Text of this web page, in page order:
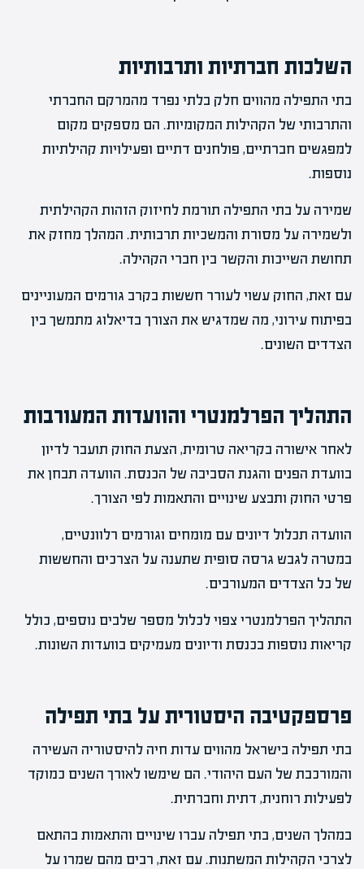
השלכות חברתיות ותרבותיות
בתי התפילה מהווים חלק בלתי נפרד מהמרקם החברתי
והתרבותי של הקהילות המקומיות. הם מספקים מקום
למפגשים חברתיים, פולחנים דתיים ופעילויות קהילתיות
נוספות.
שמירה על בתי התפילה תורמת לחיזוק הזהות הקהילתית
ולשמירה על מסורת והמשכיות תרבותית. המהלך מחזק את
תחושת השייכות והקשר בין חברי הקהילה.
עם זאת, החוק עשוי לעורר חששות בקרב גורמים המעוניינים
בפיתוח עירוני, מה שמדגיש את הצורך בדיאלוג מתמשך בין
הצדדים השונים.
התהליך הפרלמנטרי והוועדות המעורבות
לאחר אישורה בקריאה טרומית, הצעת החוק תועבר לדיון
בוועדת הפנים והגנת הסביבה של הכנסת. הוועדה תבחן את
פרטי החוק ותבצע שינויים והתאמות לפי הצורך.
הוועדה תכלול דיונים עם מומחים וגורמים רלוונטיים,
במטרה לגבש גרסה סופית שתענה על הצרכים והחששות
של כל הצדדים המעורבים.
התהליך הפרלמנטרי צפוי לכלול מספר שלבים נוספים, כולל
קריאות נוספות בכנסת ודיונים מעמיקים בוועדות השונות.
פרספקטיבה היסטורית על בתי תפילה
בתי תפילה בישראל מהווים עדות חיה להיסטוריה העשירה
והמורכבת של העם היהודי. הם שימשו לאורך השנים כמוקד
לפעילות רוחנית, דתית וחברתית.
במהלך השנים, בתי תפילה עברו שינויים והתאמות בהתאם
לצרכי הקהילות המשתנות. עם זאת, רבים מהם שמרו על